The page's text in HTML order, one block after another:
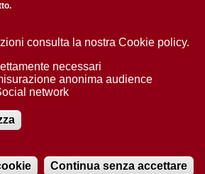
Privacy
Area stampa
di Padova n. 2097/2012 del 18 giugno
consulta la nostra Cookie policy.
necessari
anonima audience
network
Continua senza accettare